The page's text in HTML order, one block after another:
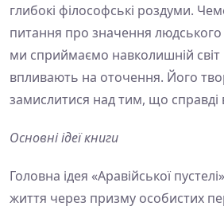
глибокі філософські роздуми.
питання про значення
ми сприймаємо навколишній світ
впливають на оточення. Його
замислитися над тим, що справді
Основні ідеї книги
Головна ідея «Аравійської
життя через призму особистих